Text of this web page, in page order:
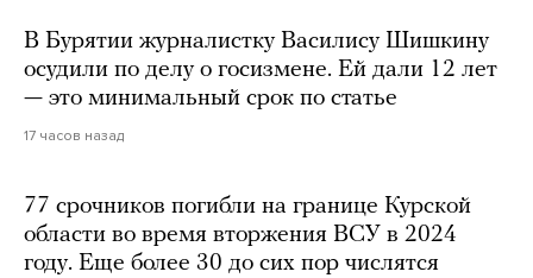
В Бурятии журналистку Василису Шишкину
осудили по делу о госизмене. Ей дали 12 лет
— это минимальный срок по статье
17 часов назад
77 срочников погибли на границе Курской
области во время вторжения ВСУ в 2024
году. Еще более 30 до сих пор числятся